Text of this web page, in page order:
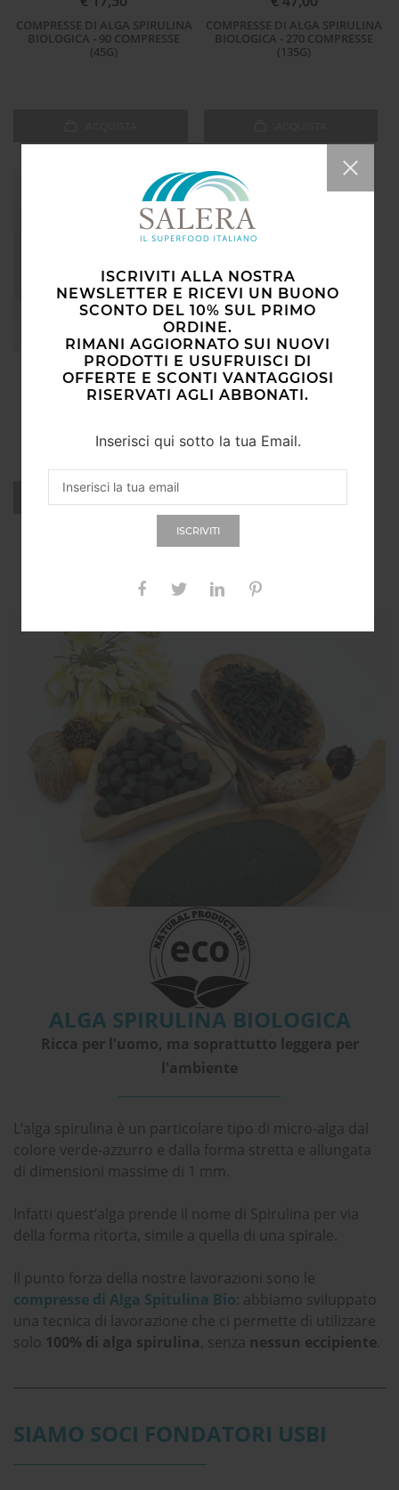
COMPRESSE DI ALGA SPIRULINA
BIOLOGICA - 90 COMPRESSE
(45G)
COMPRESSE DI ALGA SPIRULINA
BIOLOGICA - 270 COMPRESSE
(135G)
MAXI FORMATO ALGA
€ 60,00
ALGA SPIRULINA BIOLOGICA
Ricca per l'uomo, ma soprattutto leggera per
l'ambiente
L’alga spirulina è un particolare tipo di micro-alga dal
colore verde-azzurro e dalla forma stretta e allungata
di dimensioni massime di 1 mm.
Infatti quest’alga prende il nome di Spirulina per via
della forma ritorta, simile a quella di una spirale.
Il punto forza della nostre lavorazioni sono le
compresse di Alga Spitulina Bio: abbiamo sviluppato
una tecnica di lavorazione che ci permette di utilizzare
solo 100% di alga spirulina, senza nessun eccipiente.
SIAMO SOCI FONDATORI USBI
ISCRIVITI ALLA NOSTRA
NEWSLETTER E RICEVI UN BUONO
SCONTO DEL 10% SUL PRIMO
ORDINE.
RIMANI AGGIORNATO SUI NUOVI
PRODOTTI E USUFRUISCI DI
OFFERTE E SCONTI VANTAGGIOSI
RISERVATI AGLI ABBONATI.
Inserisci qui sotto la tua Email.
ISCRIVITI